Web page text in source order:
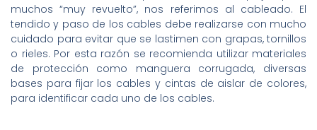
muchos “muy revuelto”, nos referimos al cableado. El
tendido y paso de los cables debe realizarse con mucho
cuidado para evitar que se lastimen con grapas, tornillos
o rieles. Por esta razón se recomienda utilizar materiales
de protección como manguera corrugada, diversas
bases para fijar los cables y cintas de aislar de colores,
para identificar cada uno de los cables.